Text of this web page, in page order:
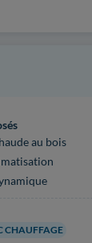
au bois
CHAUFFAGE